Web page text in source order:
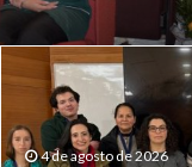
4 de agosto de 2026